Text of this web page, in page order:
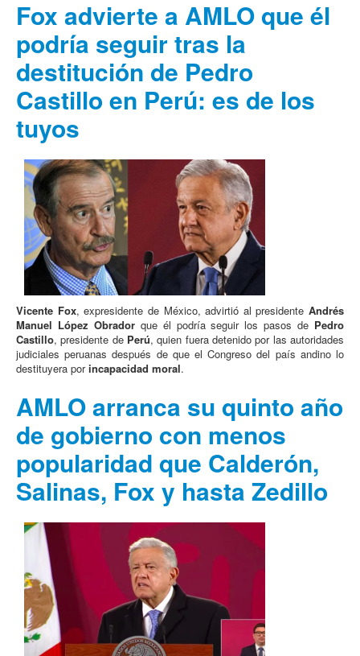
Fox advierte a AMLO que él
podría seguir tras la
destitución de Pedro
Castillo en Perú: es de los
tuyos
Vicente Fox, expresidente de México, advirtió al presidente Andrés
Manuel López Obradorque él podría seguir los pasos de Pedro
Castillo, presidente de Perú, quien fuera detenido por las autoridades
judiciales peruanas después de que el Congreso del país andino lo
destituyera porincapacidad moral.
AMLO arranca su quinto año
de gobierno con menos
popularidad que Calderón,
Salinas, Fox y hasta Zedillo